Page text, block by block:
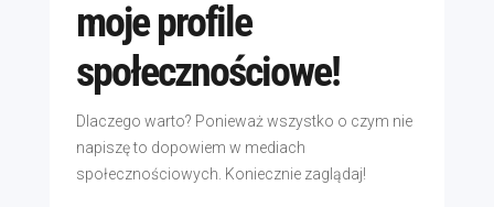
moje profile
społecznościowe!
Dlaczego warto? Ponieważ wszystko o czym nie
napiszę to dopowiem w mediach
społecznościowych. Koniecznie zaglądaj!